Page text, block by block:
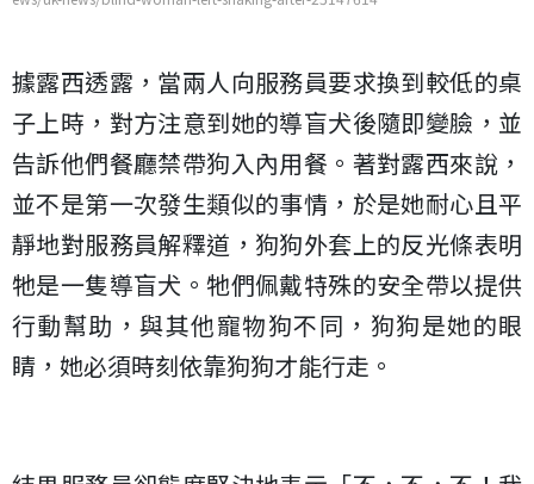
據露西透露，當兩人向服務員要求換到較低的桌
子上時，對方注意到她的導盲犬後隨即變臉，並
告訴他們餐廳禁帶狗入內用餐。著對露西來說，
並不是第一次發生類似的事情，於是她耐心且平
靜地對服務員解釋道，狗狗外套上的反光條表明
牠是一隻導盲犬。牠們佩戴特殊的安全帶以提供
行動幫助，與其他寵物狗不同，狗狗是她的眼
睛，她必須時刻依靠狗狗才能行走。